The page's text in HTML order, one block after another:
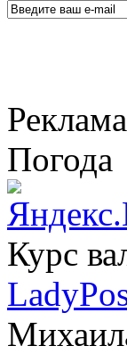
Реклама
Погода
Курс